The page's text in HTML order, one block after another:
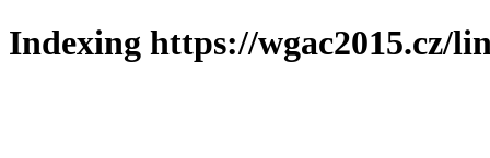
Indexing https://wgac2015.cz/